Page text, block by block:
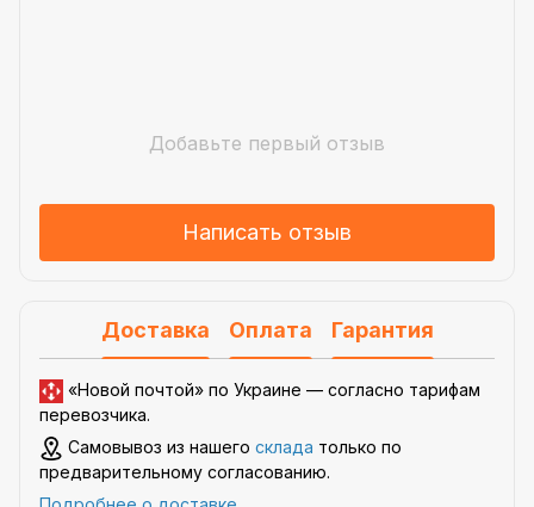
Добавьте первый отзыв
Написать отзыв
Доставка Оплата Гарантия
«Новой почтой» по Украине — согласно тарифам
перевозчика.
Самовывоз из нашего склада только по
предварительному согласованию.